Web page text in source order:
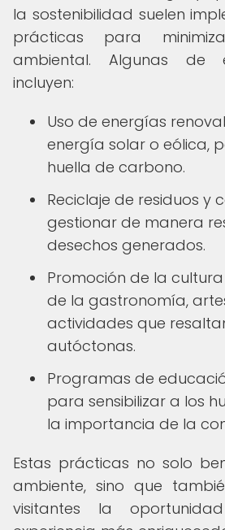
la sostenibilidad suelen
prácticas para
ambiental. Algunas de
incluyen:
Uso de energías
energía solar o eólica,
huella de carbono.
Reciclaje de residuos y
gestionar de manera
desechos generados.
Promoción de la
de la gastronomía,
actividades que
autóctonas.
Programas de
para sensibilizar a los
la importancia de la
Estas prácticas no solo
ambiente, sino que
visitantes la